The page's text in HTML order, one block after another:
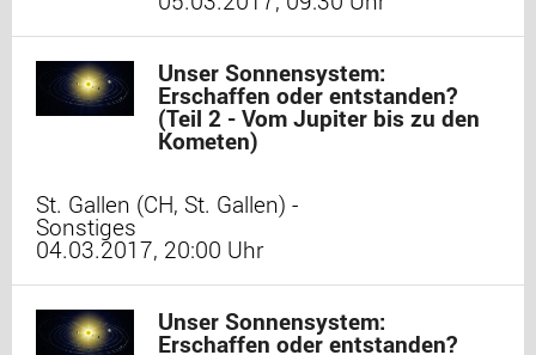
Unser Sonnensystem:
Erschaffen oder entstanden?
(Teil 2 - Vom Jupiter bis zu den
Kometen)
St. Gallen (CH, St. Gallen) -
Sonstiges
04.03.2017, 20:00 Uhr
Unser Sonnensystem:
Erschaffen oder entstanden?